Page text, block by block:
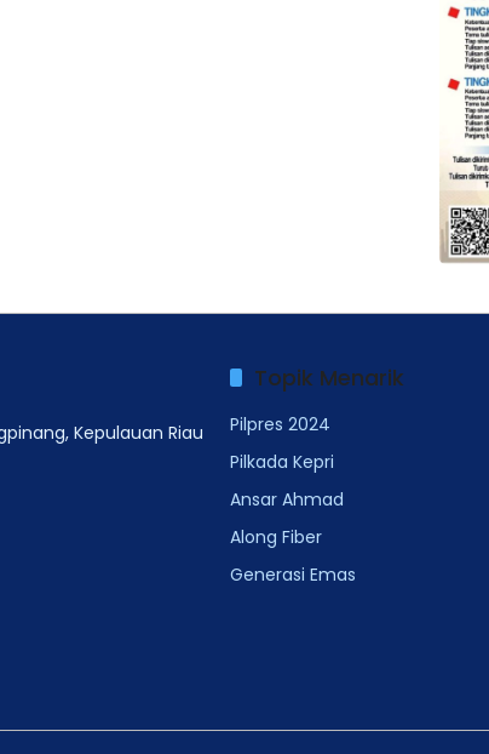
Kepulauan Riau
Topik Menarik
Pilpres 2024
Pilkada Kepri
Ansar Ahmad
Along Fiber
Generasi Emas